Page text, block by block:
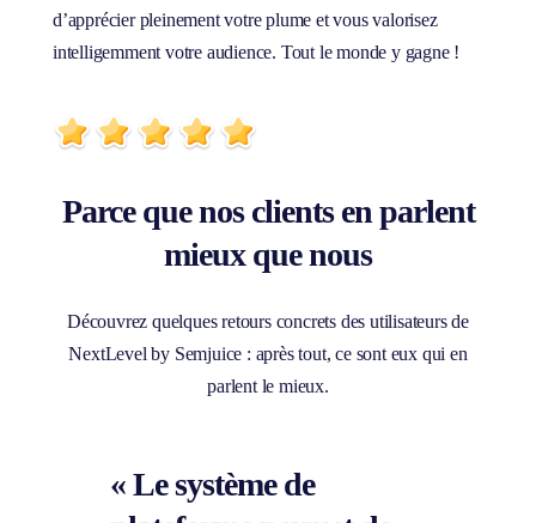
d’apprécier pleinement votre plume et vous valorisez
intelligemment votre audience. Tout le monde y gagne !
Parce que nos clients en parlent
mieux que nous
Découvrez quelques retours concrets des utilisateurs de
NextLevel by Semjuice : après tout, ce sont eux qui en
parlent le mieux.
« Le système de